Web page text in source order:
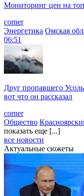
Мониторинг цен на
corner
Энергетика Омская
06:51
Друг пропавшего
вот что он рассказал
corner
Общество
показать еще [...]
все новости
Актуальные сюжеты